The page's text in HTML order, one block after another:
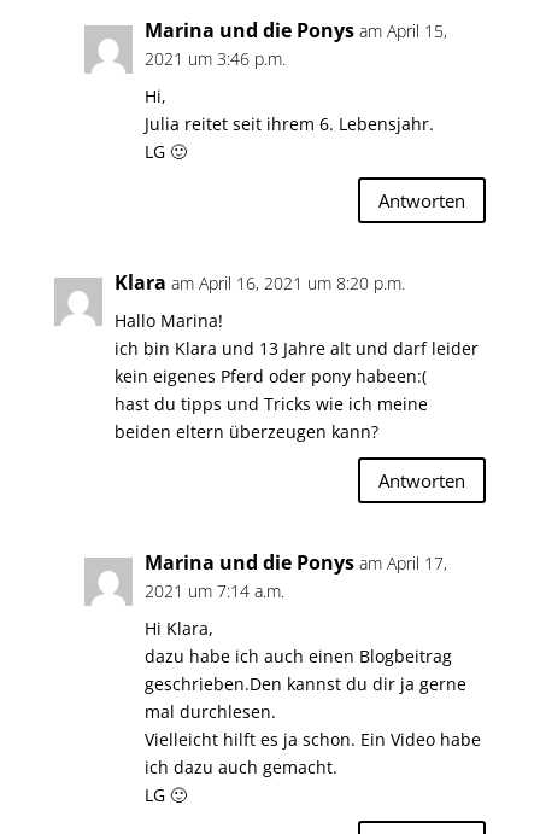
Marina und die Ponys am April 15,
2021 um 3:46 p.m.
Hi,
Julia reitet seit ihrem 6. Lebensjahr.
LG 🙂
Antworten
Klara am April 16, 2021 um 8:20 p.m.
Hallo Marina!
ich bin Klara und 13 Jahre alt und darf leider
kein eigenes Pferd oder pony habeen:(
hast du tipps und Tricks wie ich meine
beiden eltern überzeugen kann?
Antworten
Marina und die Ponys am April 17,
2021 um 7:14 a.m.
Hi Klara,
dazu habe ich auch einen Blogbeitrag
geschrieben.Den kannst du dir ja gerne
mal durchlesen.
Vielleicht hilft es ja schon. Ein Video habe
ich dazu auch gemacht.
LG 🙂